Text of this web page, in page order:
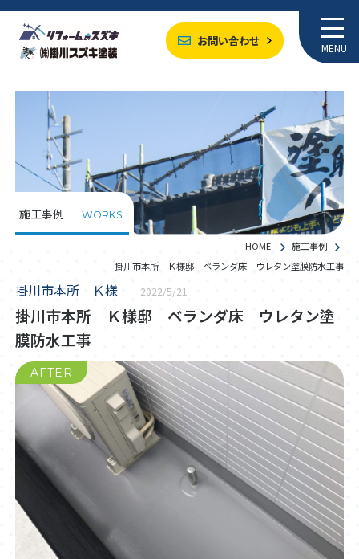
お問い合わせ MENU
施工事例 WORKS
HOME
施工事例
掛川市本所 Ｋ様邸 ベランダ床 ウレタン塗膜防水工事
掛川市本所 Ｋ様 2022/5/21
掛川市本所 Ｋ様邸 ベランダ床 ウレタン塗
膜防水工事
AFTER